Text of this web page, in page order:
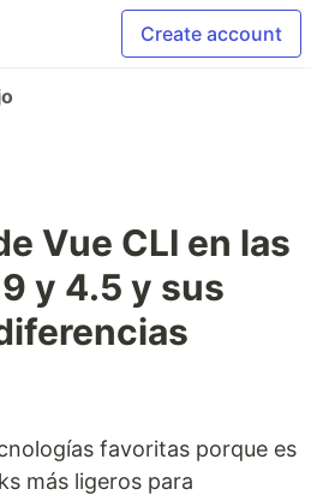
Create account
Vue CLI en las
y 4.5 y sus
favoritas porque es
más ligeros para